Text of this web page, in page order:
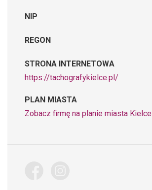
NIP
REGON
STRONA INTERNETOWA
https://tachografykielce.pl/
PLAN MIASTA
Zobacz firmę na planie miasta Kielce